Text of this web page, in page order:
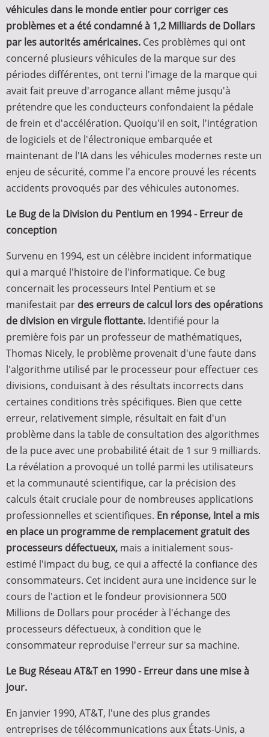
véhicules dans le monde entier pour corriger ces
problèmes et a été condamné à 1,2 Milliards de Dollars
par les autorités américaines. Ces problèmes qui ont
concerné plusieurs véhicules de la marque sur des
périodes différentes, ont terni l'image de la marque qui
avait fait preuve d'arrogance allant même jusqu'à
prétendre que les conducteurs confondaient la pédale
de frein et d'accélération. Quoiqu'il en soit, l'intégration
de logiciels et de l'électronique embarquée et
maintenant de l'IA dans les véhicules modernes reste un
enjeu de sécurité, comme l'a encore prouvé les récents
accidents provoqués par des véhicules autonomes.
Le Bug de la Division du Pentium en 1994 - Erreur de
conception
Survenu en 1994, est un célèbre incident informatique
qui a marqué l'histoire de l'informatique. Ce bug
concernait les processeurs Intel Pentium et se
manifestait par des erreurs de calcul lors des opérations
de division en virgule flottante. Identifié pour la
première fois par un professeur de mathématiques,
Thomas Nicely, le problème provenait d'une faute dans
l'algorithme utilisé par le processeur pour effectuer ces
divisions, conduisant à des résultats incorrects dans
certaines conditions très spécifiques. Bien que cette
erreur, relativement simple, résultait en fait d'un
problème dans la table de consultation des algorithmes
de la puce avec une probabilité était de 1 sur 9 milliards.
La révélation a provoqué un tollé parmi les utilisateurs
et la communauté scientifique, car la précision des
calculs était cruciale pour de nombreuses applications
professionnelles et scientifiques. En réponse, Intel a mis
en place un programme de remplacement gratuit des
processeurs défectueux, mais a initialement sous-
estimé l'impact du bug, ce qui a affecté la confiance des
consommateurs. Cet incident aura une incidence sur le
cours de l'action et le fondeur provisionnera 500
Millions de Dollars pour procéder à l'échange des
processeurs défectueux, à condition que le
consommateur reproduise l'erreur sur sa machine.
Le Bug Réseau AT&T en 1990 - Erreur dans une mise à
jour.
En janvier 1990, AT&T, l'une des plus grandes
entreprises de télécommunications aux États-Unis, a